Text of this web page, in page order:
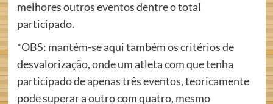
melhores outros eventos dentre o total
participado.
*OBS: mantém-se aqui também os critérios de
desvalorização, onde um atleta com que tenha
participado de apenas três eventos, teoricamente
pode superar a outro com quatro, mesmo